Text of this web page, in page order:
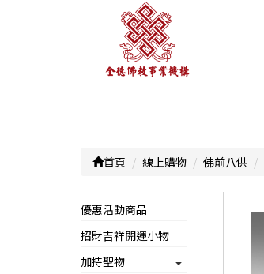
首頁 線上購物 佛前八供
優惠活動商品
招財吉祥開運小物
加持聖物